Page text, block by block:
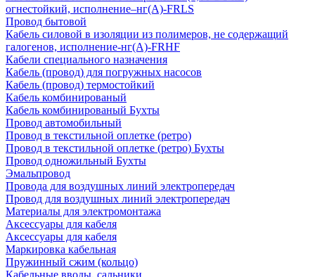
огнестойкий, исполнение–нг(А)-FRLS
Провод бытовой
Кабель силовой в изоляции из полимеров, не содержащий
галогенов, исполнение-нг(А)-FRHF
Кабели специального назначения
Кабель (провод) для погружных насосов
Кабель (провод) термостойкий
Кабель комбинированый
Кабель комбинированый Бухты
Провод автомобильный
Провод в текстильной оплетке (ретро)
Провод в текстильной оплетке (ретро) Бухты
Провод одножильный Бухты
Эмальпровод
Провода для воздушных линий электропередач
Провод для воздушных линий электропередач
Материалы для электромонтажа
Аксессуары для кабеля
Аксессуары для кабеля
Маркировка кабельная
Пружинный сжим (кольцо)
Кабельные вводы, сальники